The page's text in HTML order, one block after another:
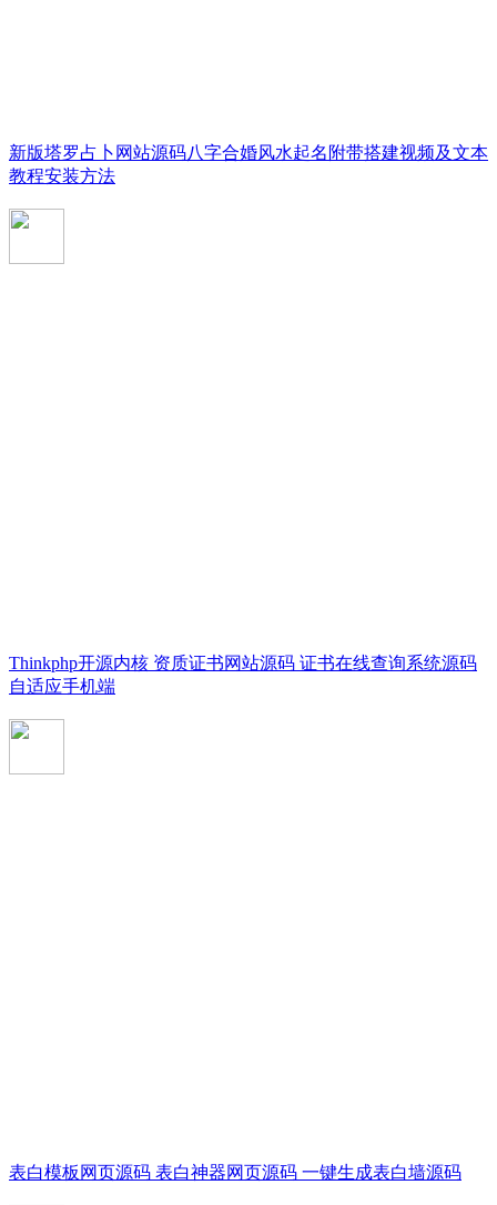
新版塔罗占卜网站源码八字合婚风水起名附带搭建视频及文本
教程安装方法
Thinkphp开源内核 资质证书网站源码 证书在线查询系统源码
自适应手机端
表白模板网页源码 表白神器网页源码 一键生成表白墙源码